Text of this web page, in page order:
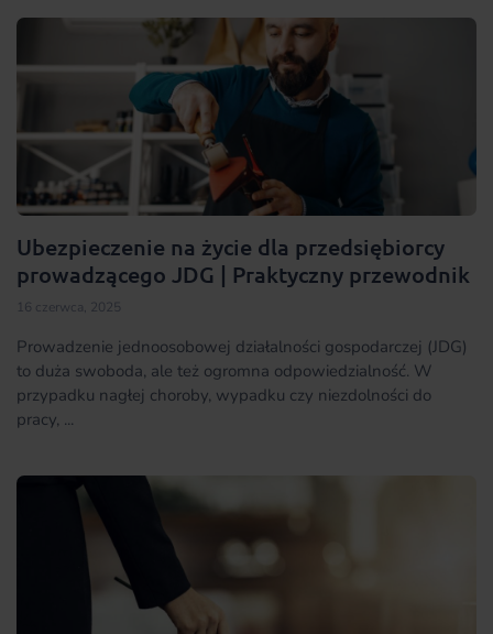
Ubezpieczenie na życie dla przedsiębiorcy
prowadzącego JDG | Praktyczny przewodnik
16 czerwca, 2025
Prowadzenie jednoosobowej działalności gospodarczej (JDG)
to duża swoboda, ale też ogromna odpowiedzialność. W
przypadku nagłej choroby, wypadku czy niezdolności do
pracy, ...